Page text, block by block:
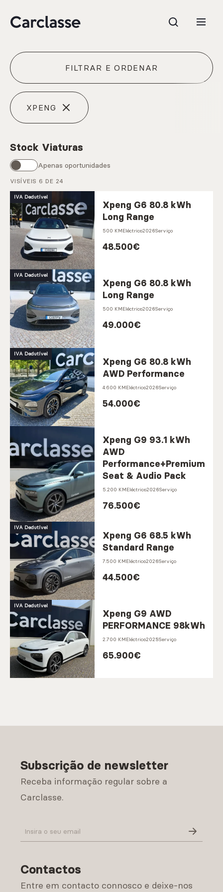
FILTRAR E ORDENAR
XPENG
Stock Viaturas
Apenas oportunidades
VISÍVEIS 6 DE 24
IVA Dedutível
Xpeng G6 80.8 kWh
Long Range
500 KMEléctrico2026Serviço
48.500€
IVA Dedutível
Xpeng G6 80.8 kWh
Long Range
500 KMEléctrico2026Serviço
49.000€
IVA Dedutível
Xpeng G6 80.8 kWh
AWD Performance
4.600 KMEléctrico2026Serviço
54.000€
Xpeng G9 93.1 kWh
AWD
Performance+Premium
Seat & Audio Pack
5.200 KMEléctrico2026Serviço
76.500€
IVA Dedutível
Xpeng G6 68.5 kWh
Standard Range
7.500 KMEléctrico2026Serviço
44.500€
IVA Dedutível
Xpeng G9 AWD
PERFORMANCE 98kWh
2.700 KMEléctrico2025Serviço
65.900€
Subscrição de newsletter
Receba informação regular sobre a
Carclasse.
Contactos
Entre em contacto connosco e deixe-nos
e.g. Mercedes-Benz; BMW; Ford
Stock
CARREGAR MAIS
Marcas
CARREGAR MAIS
Serviços
CARREGAR MAIS